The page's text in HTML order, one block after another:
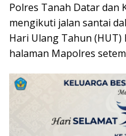
Polres Tanah Datar dan
mengikuti jalan santai
Hari Ulang Tahun (HUT)
halaman Mapolres